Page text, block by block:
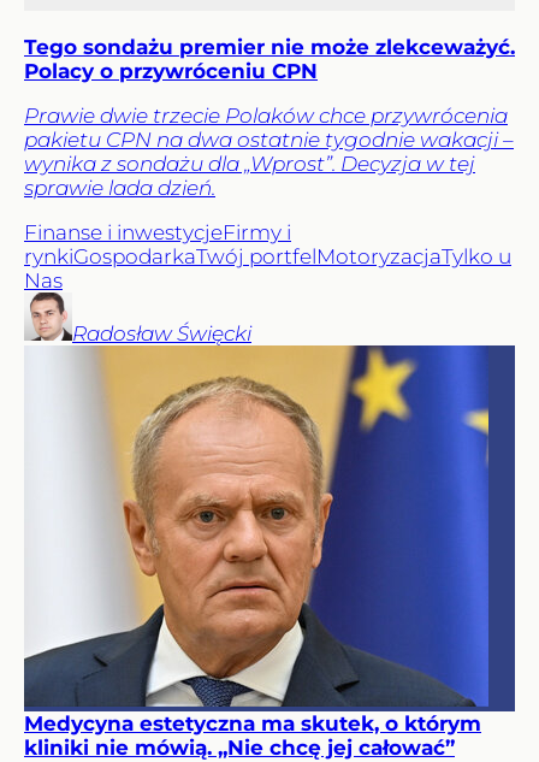
Tego sondażu premier nie może zlekceważyć.
Polacy o przywróceniu CPN
Prawie dwie trzecie Polaków chce przywrócenia
pakietu CPN na dwa ostatnie tygodnie wakacji –
wynika z sondażu dla „Wprost”. Decyzja w tej
sprawie lada dzień.
Finanse i inwestycjeFirmy i
rynkiGospodarkaTwój portfelMotoryzacjaTylko u
Nas
Radosław Święcki
Medycyna estetyczna ma skutek, o którym
kliniki nie mówią. „Nie chcę jej całować”